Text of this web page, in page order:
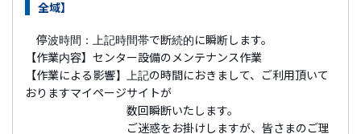
全域】
停波時間：上記時間帯で断続的に瞬断します。
【作業内容】センター設備のメンテナンス作業
【作業による影響】上記の時間におきまして、ご利用頂いて
おりますマイページサイトが
数回瞬断いたします。
ご迷惑をお掛けしますが、皆さまのご理